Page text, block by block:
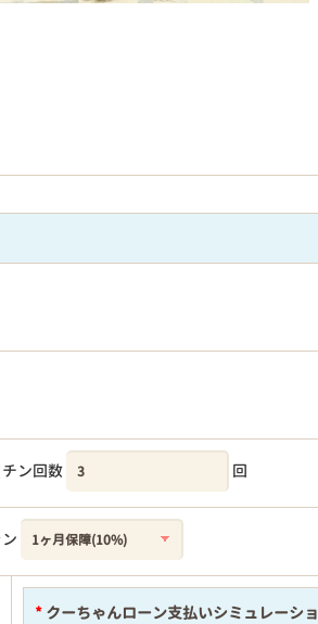
ン回数 回
* クーちゃんローン支払いシミュレーショ